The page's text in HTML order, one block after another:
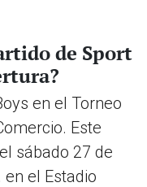
de Sport
en el Torneo
Este
sábado 27 de
el Estadio